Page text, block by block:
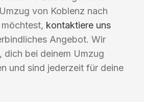
von Koblenz nach
kontaktiere uns
Angebot. Wir
dich bei deinem Umzug
und sind jederzeit für deine